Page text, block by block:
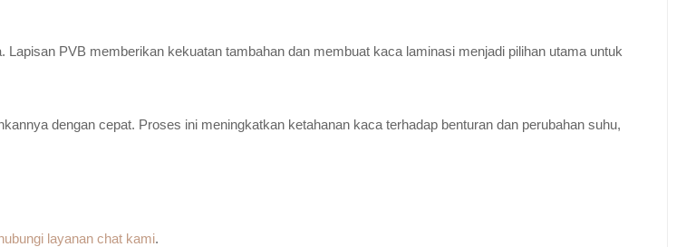
PVB memberikan kekuatan tambahan dan membuat kaca laminasi menjadi pilihan utama untuk
dengan cepat. Proses ini meningkatkan ketahanan kaca terhadap benturan dan perubahan suhu,
layanan chat kami.